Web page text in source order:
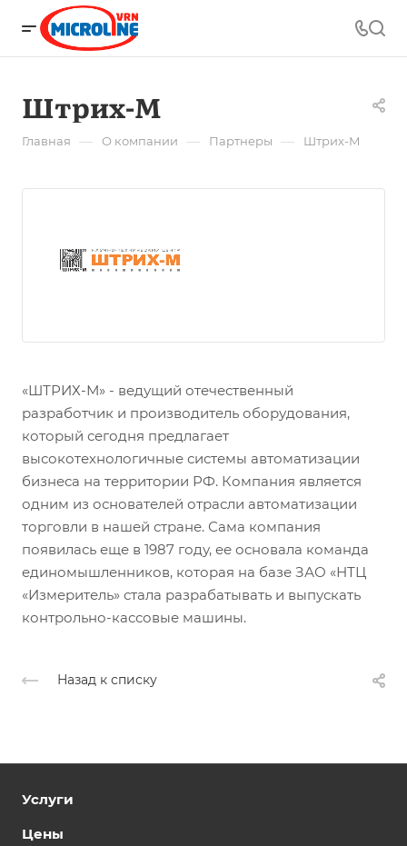
Штрих-М
Главная — О компании — Партнеры — Штрих-М
«ШТРИХ-М» - ведущий отечественный
разработчик и производитель оборудования,
который сегодня предлагает
высокотехнологичные системы автоматизации
бизнеса на территории РФ. Компания является
одним из основателей отрасли автоматизации
торговли в нашей стране. Сама компания
появилась еще в 1987 году, ее основала команда
единомышленников, которая на базе ЗАО «НТЦ
«Измеритель» стала разрабатывать и выпускать
контрольно-кассовые машины.
Назад к списку
Услуги
Цены